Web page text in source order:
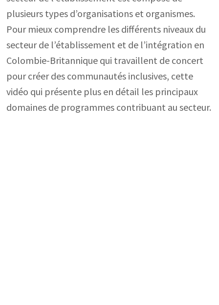
plusieurs types d’organisations et organismes.
Pour mieux comprendre les différents niveaux du
secteur de l’établissement et de l’intégration en
Colombie-Britannique qui travaillent de concert
pour créer des communautés inclusives, cette
vidéo qui présente plus en détail les principaux
domaines de programmes contribuant au secteur.